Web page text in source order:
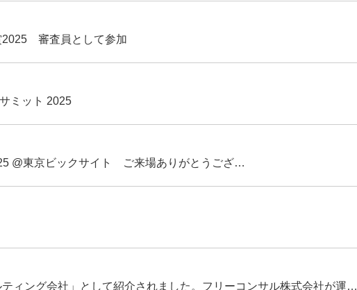
2025 審査員として参加
ミット 2025
@東京ビックサイト ご来場ありがとうござ…
ティング会社」として紹介されました。フリーコンサル株式会社が運…